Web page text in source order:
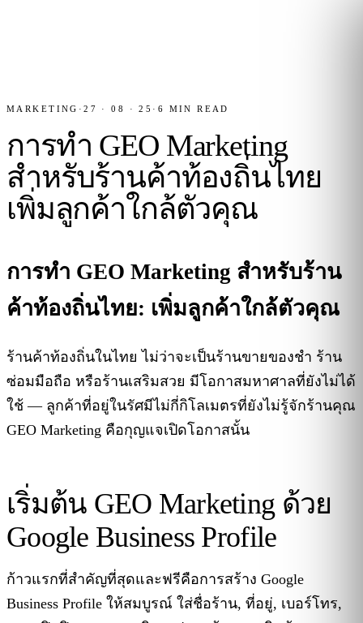
MARKETING ·27 · 08 · 25 · 6 MIN READ
การทำ GEO Marketing
สำหรับร้านค้าท้องถิ่นไทย
เพิ่มลูกค้าใกล้ตัวคุณ
การทำ GEO Marketing สำหรับร้าน
ค้าท้องถิ่นไทย: เพิ่มลูกค้าใกล้ตัวคุณ
ร้านค้าท้องถิ่นในไทย ไม่ว่าจะเป็นร้านขายของชำ ร้าน
ซ่อมมือถือ หรือร้านเสริมสวย มีโอกาสมหาศาลที่ยังไม่ได้
ใช้ — ลูกค้าที่อยู่ในรัศมีไม่กี่กิโลเมตรที่ยังไม่รู้จักร้านคุณ
GEO Marketing คือกุญแจเปิดโอกาสนั้น
เริ่มต้น GEO Marketing ด้วย
Google Business Profile
ก้าวแรกที่สำคัญที่สุดและฟรีคือการสร้าง Google
Business Profile ให้สมบูรณ์ ใส่ชื่อร้าน, ที่อยู่, เบอร์โทร,